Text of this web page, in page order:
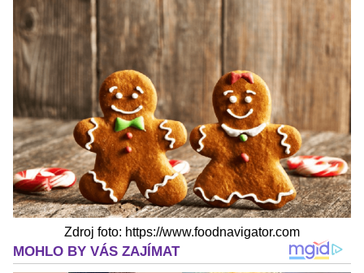
Zdroj foto: https://www.foodnavigator.com